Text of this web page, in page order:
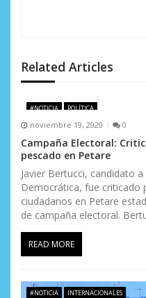
e
n
t
r
a
d
a
s
Related Articles
#NOTICIA POLÍTICA
noviembre 19, 2020 0
Campaña Electoral:
pescado en Petare
Javier Bertucci, candidato
Democrática, fue criticado
ciudadanos en Petare
de campaña electoral.
READ MORE
#NOTICIA INTERNACIONALES